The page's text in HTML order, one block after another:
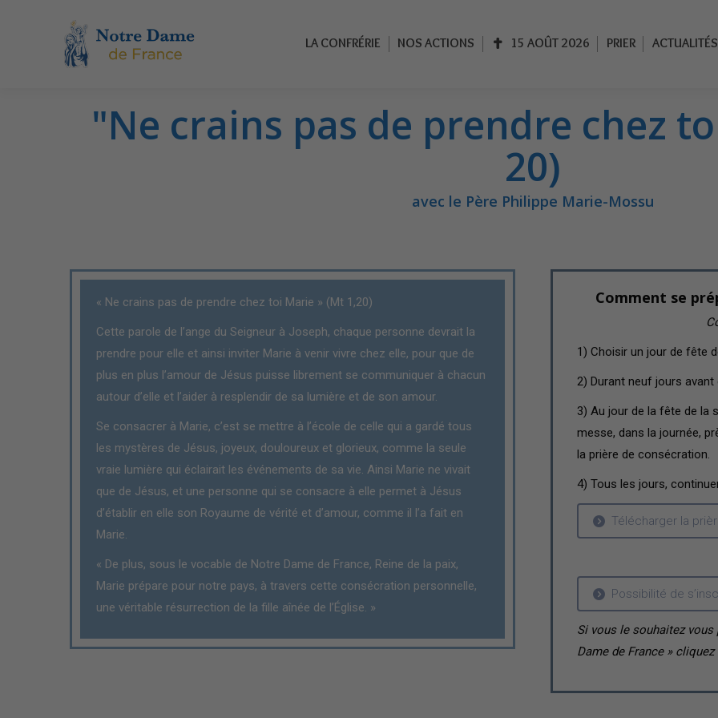
LA CONFRÉRIE NOS ACTIONS 15 AOÛT 2026 PRIER ACTUALITÉS
"Ne crains pas de prendre chez
20)
avec le Père Philippe Marie-Mossu
« Ne crains pas de prendre chez toi Marie » (Mt 1,20)
Cette parole de l’ange du Seigneur à Joseph, chaque personne devrait la
prendre pour elle et ainsi inviter Marie à venir vivre chez elle, pour que de
plus en plus l’amour de Jésus puisse librement se communiquer à chacun
autour d’elle et l’aider à resplendir de sa lumière et de son amour.
Se consacrer à Marie, c’est se mettre à l’école de celle qui a gardé tous
les mystères de Jésus, joyeux, douloureux et glorieux, comme la seule
vraie lumière qui éclairait les événements de sa vie. Ainsi Marie ne vivait
que de Jésus, et une personne qui se consacre à elle permet à Jésus
d’établir en elle son Royaume de vérité et d’amour, comme il l’a fait en
Marie.
« De plus, sous le vocable de Notre Dame de France, Reine de la paix,
Marie prépare pour notre pays, à travers cette consécration personnelle,
une véritable résurrection de la fille aînée de l’Église. »
Comment se
1) Choisir un jour de fête
2) Durant neuf jours
3) Au jour de la fête de la
messe, dans la journée,
la prière de consécration.
4) Tous les jours,
Télécharger la
Possibilité de
Si vous le souhaitez vous
Dame de France »cliquez
LA CONFRÉRIE NOS ACTIONS 15 AOÛT 2026 PRIER ACTUALITÉS